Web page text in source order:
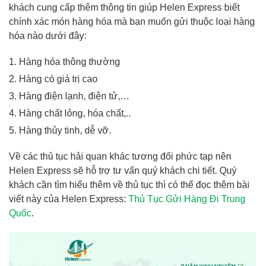
khách cung cấp thêm thông tin giúp Helen Express biết
chính xác món hàng hóa mà bạn muốn gửi thuộc loại hàng
hóa nào dưới đây:
Hàng hóa thông thường
Hàng có giá trị cao
Hàng điện lạnh, điện tử,…
Hàng chất lỏng, hóa chất,..
Hàng thủy tinh, dễ vỡ.
Về các thủ tục hải quan khác tương đối phức tạp nên
Helen Express sẽ hỗ trợ tư vấn quý khách chi tiết. Quý
khách cần tìm hiểu thêm về thủ tục thì có thể đọc thêm bài
viết này của Helen Express: Thủ Tục Gửi Hàng Đi Trung
Quốc.